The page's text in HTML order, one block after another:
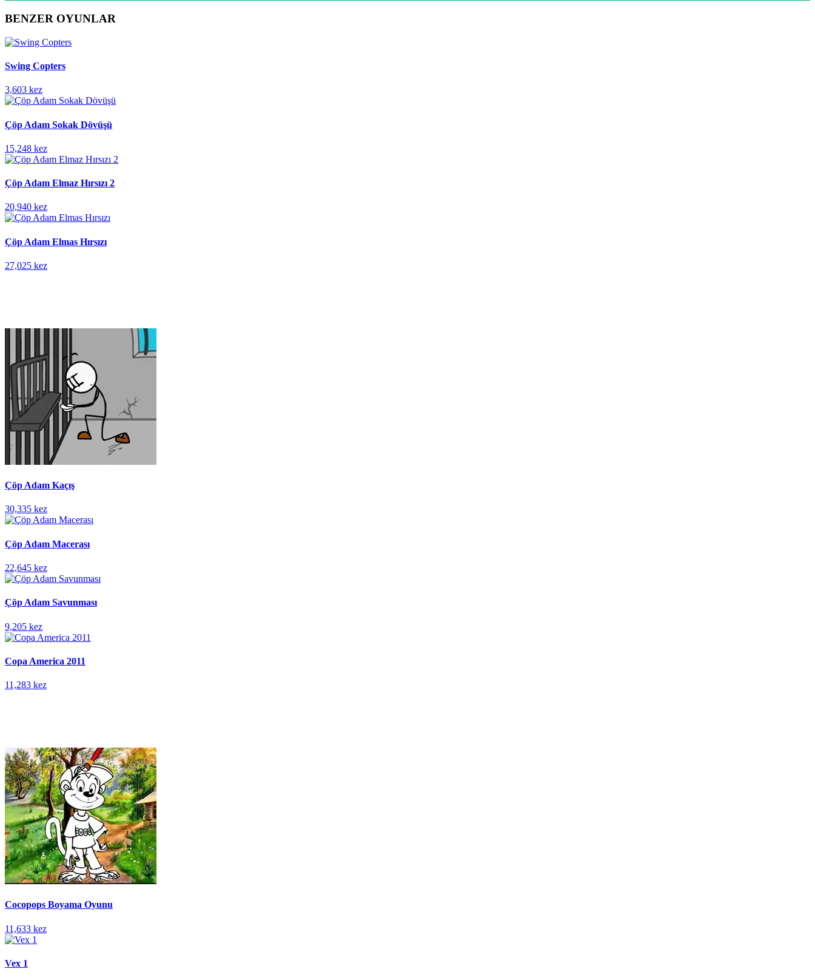
BENZER OYUNLAR
Swing Copters
3,603 kez
Çöp Adam Sokak Dövüşü
15,248 kez
Çöp Adam Elmaz Hırsızı 2
20,940 kez
Çöp Adam Elmas Hırsızı
27,025 kez
Çöp Adam Kaçış
30,335 kez
Çöp Adam Macerası
22,645 kez
Çöp Adam Savunması
9,205 kez
Copa America 2011
11,283 kez
Cocopops Boyama Oyunu
11,633 kez
Vex 1